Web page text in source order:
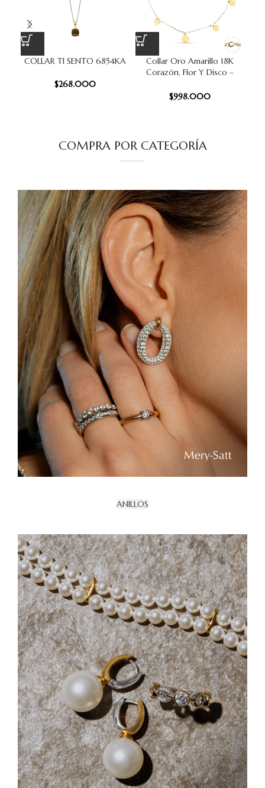
COLLAR TI SENTO 6854KA
$268.000
Collar Oro Amarillo 18K
Corazón, Flor Y Disco –
$998.000
COMPRA POR CATEGORÍA
ANILLOS